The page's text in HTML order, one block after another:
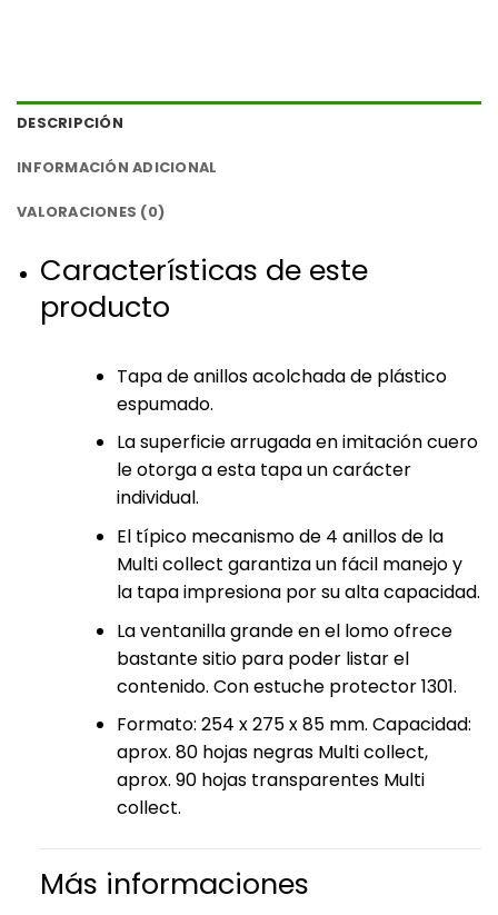
DESCRIPCIÓN
INFORMACIÓN ADICIONAL
VALORACIONES (0)
Características de este
producto
Tapa de anillos acolchada de plástico
espumado.
La superficie arrugada en imitación cuero
le otorga a esta tapa un carácter
individual.
El típico mecanismo de 4 anillos de la
Multi collect garantiza un fácil manejo y
la tapa impresiona por su alta capacidad.
La ventanilla grande en el lomo ofrece
bastante sitio para poder listar el
contenido. Con estuche protector 1301.
Formato: 254 x 275 x 85 mm. Capacidad:
aprox. 80 hojas negras Multi collect,
aprox. 90 hojas transparentes Multi
collect.
Más informaciones